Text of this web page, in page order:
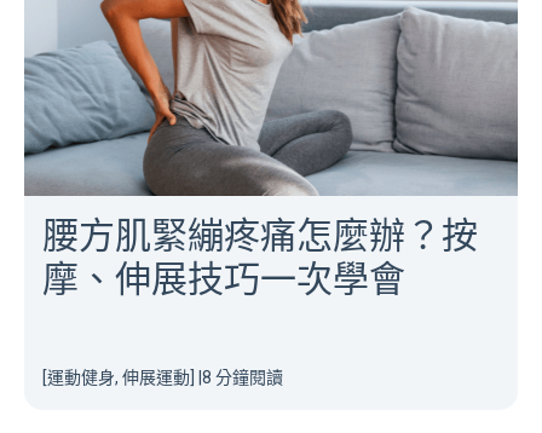
腰方肌緊繃疼痛怎麼辦？按
摩、伸展技巧一次學會
[運動健身, 伸展運動] 8 分鐘閱讀